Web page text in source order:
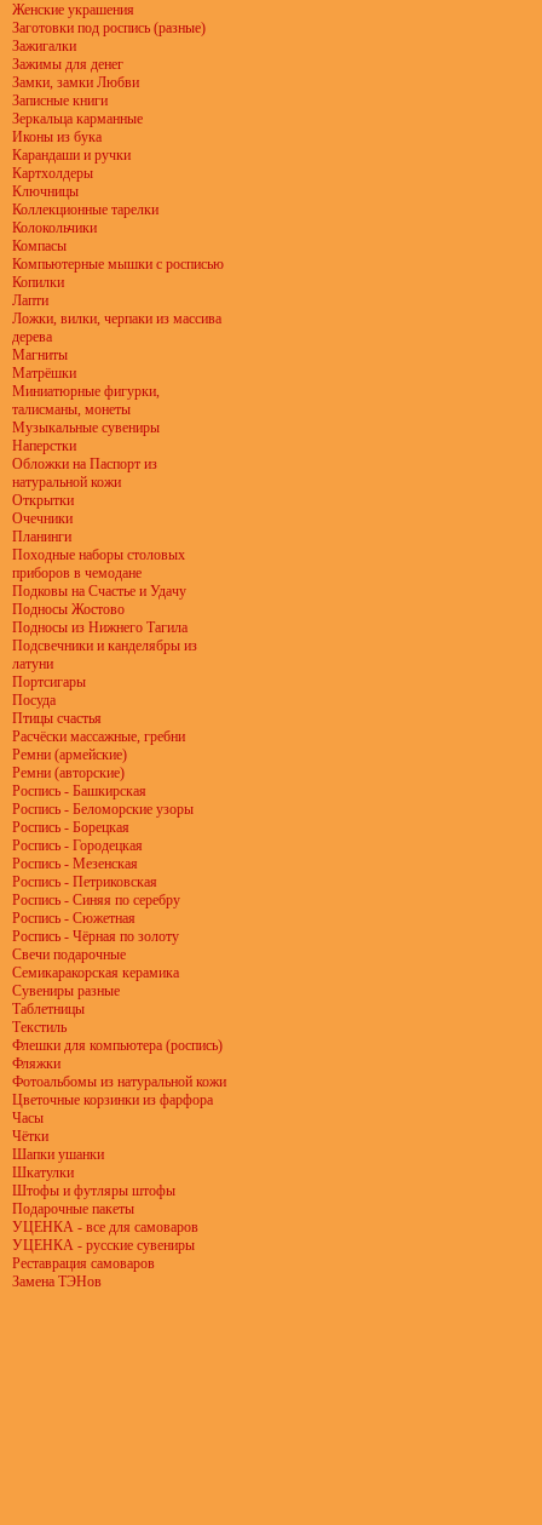
Женские украшения
Заготовки под роспись (разные)
Зажигалки
Зажимы для денег
Замки, замки Любви
Записные книги
Зеркальца карманные
Иконы из бука
Карандаши и ручки
Картхолдеры
Ключницы
Коллекционные тарелки
Колокольчики
Компасы
Компьютерные мышки с росписью
Копилки
Лапти
Ложки, вилки, черпаки из массива
дерева
Магниты
Матрёшки
Миниатюрные фигурки,
талисманы, монеты
Музыкальные сувениры
Наперстки
Обложки на Паспорт из
натуральной кожи
Открытки
Очечники
Планинги
Походные наборы столовых
приборов в чемодане
Подковы на Счастье и Удачу
Подносы Жостово
Подносы из Нижнего Тагила
Подсвечники и канделябры из
латуни
Портсигары
Посуда
Птицы счастья
Расчёски массажные, гребни
Ремни (армейские)
Ремни (авторские)
Роспись - Башкирская
Роспись - Беломорские узоры
Роспись - Борецкая
Роспись - Городецкая
Роспись - Мезенская
Роспись - Петриковская
Роспись - Синяя по серебру
Роспись - Сюжетная
Роспись - Чёрная по золоту
Свечи подарочные
Семикаракорская керамика
Сувениры разные
Таблетницы
Текстиль
Флешки для компьютера (роспись)
Фляжки
Фотоальбомы из натуральной кожи
Цветочные корзинки из фарфора
Часы
Чётки
Шапки ушанки
Шкатулки
Штофы и футляры штофы
Подарочные пакеты
УЦЕНКА - все для самоваров
УЦЕНКА - русские сувениры
Реставрация самоваров
Замена ТЭНов